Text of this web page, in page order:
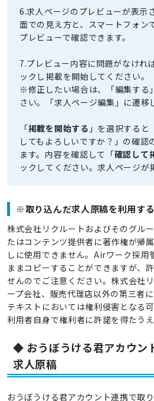
6.求人ページのプレビューが表示
面での見え方と、スマートフォン
プレビューで確認できます。
7.プレビュー内容に問題がなけれ
ックし掲載を開始してください。
※修正したい場合は、「編集する
さい。「求人ページ編集」に遷移
「掲載を開始する 」を選択すると
してもよろしいですか？」の確
ます。内容を確認して「確認して
ックしてください。求人ページが
※取り込んだ求人原稿を利用す
株式会社リクルートおよびそのグル
たはコンテンツ提供者に著作権が帰
しに使用できません。Airワーク採用
ままコピーすることができますが、
せんのでご注意ください。株式会社
ープ会社、販売代理店以外の第三者
テキストにおいては権利侵害となる
利用者自身で権利者に許諾を得たう
◆ おうぼうける君アカウン
求人原稿
おうぼうける君アカウント連携で取